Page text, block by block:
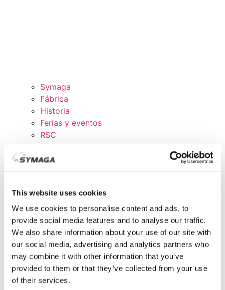
This website uses cookies
We use cookies to personalise content and ads, to
provide social media features and to analyse our traffic.
We also share information about your use of our site with
our social media, advertising and analytics partners who
may combine it with other information that you’ve
provided to them or that they’ve collected from your use
of their services.
Symaga
Fábrica
Historia
Ferias y eventos
RSC
Certificados y políticas